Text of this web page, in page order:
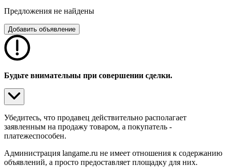
Предложения не найдены
Добавить объявление
Будьте внимательны при совершении сделки.
Убедитесь, что продавец действительно располагает
заявленным на продажу товаром, а покупатель -
платежеспособен.
Администрация langame.ru не имеет отношения к содержанию
объявлений, а просто предоставляет площадку для них.